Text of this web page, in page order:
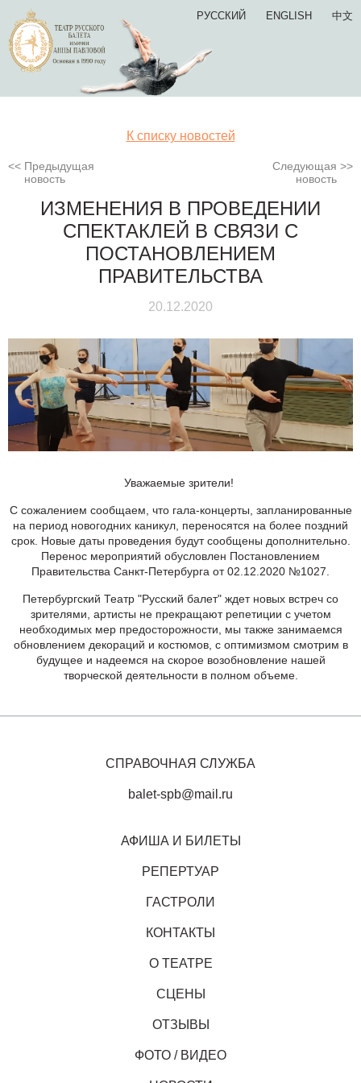
РУССКИЙ ENGLISH 中文
К списку новостей
Предыдущая
новость
ИЗМЕНЕНИЯ В ПРОВЕДЕНИИ
СПЕКТАКЛЕЙ В СВЯЗИ С
ПОСТАНОВЛЕНИЕМ
ПРАВИТЕЛЬСТВА
20.12.2020
Следующая
новость
Уважаемые зрители!
С сожалением сообщаем, что гала-концерты, запланированные
на период новогодних каникул, переносятся на более поздний
срок. Новые даты проведения будут сообщены дополнительно.
Перенос мероприятий обусловлен Постановлением
Правительства Санкт-Петербурга от 02.12.2020 №1027.
Петербургский Театр "Русский балет" ждет новых встреч со
зрителями, артисты не прекращают репетиции с учетом
необходимых мер предосторожности, мы также занимаемся
обновлением декораций и костюмов, с оптимизмом смотрим в
будущее и надеемся на скорое возобновление нашей
творческой деятельности в полном объеме.
АФИША И БИЛЕТЫ
РЕПЕРТУАР
ГАСТРОЛИ
КОНТАКТЫ
О ТЕАТРЕ
СЦЕНЫ
ОТЗЫВЫ
ФОТО / ВИДЕО
СПРАВОЧНАЯ СЛУЖБА
balet-spb@mail.ru